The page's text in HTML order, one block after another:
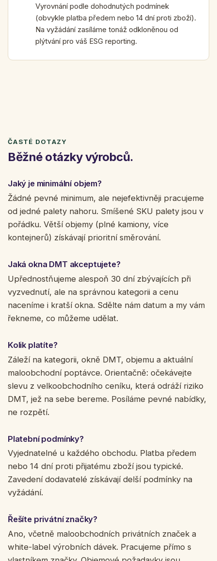
Vyrovnání podle dohodnutých podmínek
(obvykle platba předem nebo 14 dní proti zboží).
Na vyžádání zasíláme tonáž odkloněnou od
plýtvání pro váš ESG reporting.
ČASTÉ DOTAZY
Běžné otázky výrobců.
Jaký je minimální objem?
Žádné pevné minimum, ale nejefektivněji pracujeme
od jedné palety nahoru. Smíšené SKU palety jsou v
pořádku. Větší objemy (plné kamiony, více
kontejnerů) získávají prioritní směrování.
Jaká okna DMT akceptujete?
Upřednostňujeme alespoň 30 dní zbývajících při
vyzvednutí, ale na správnou kategorii a cenu
naceníme i kratší okna. Sdělte nám datum a my vám
řekneme, co můžeme udělat.
Kolik platíte?
Záleží na kategorii, okně DMT, objemu a aktuální
maloobchodní poptávce. Orientačně: očekávejte
slevu z velkoobchodního ceníku, která odráží riziko
DMT, jež na sebe bereme. Posíláme pevné nabídky,
ne rozpětí.
Platební podmínky?
Vyjednatelné u každého obchodu. Platba předem
nebo 14 dní proti přijatému zboží jsou typické.
Zavedení dodavatelé získávají delší podmínky na
vyžádání.
Řešíte privátní značky?
Ano, včetně maloobchodních privátních značek a
white-label výrobních dávek. Pracujeme přímo s